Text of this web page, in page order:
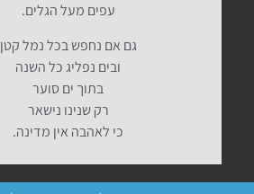
עפים מעל הגלים.
גם אם נחפש בכל נמל קטן
ובים נפליג כל השנה
בתוך ים סוער
רק שנינו נישאר
כי לאהבה אין מדינה.